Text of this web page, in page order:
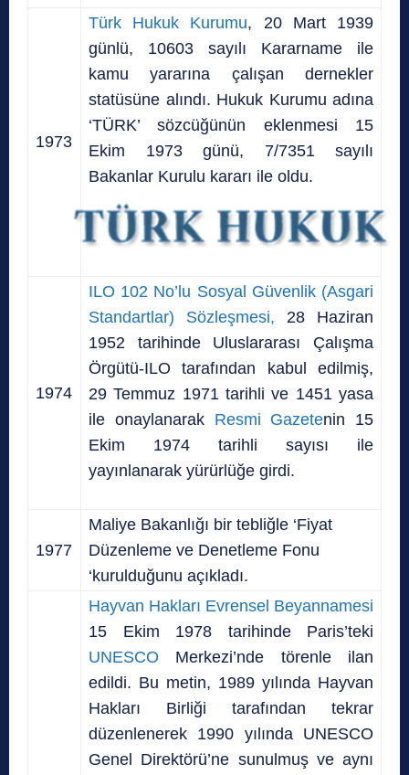
1973
Türk Hukuk Kurumu, 20 Mart 1939
günlü, 10603 sayılı Kararname ile
kamu yararına çalışan dernekler
statüsüne alındı. Hukuk Kurumu adına
‘TÜRK’ sözcüğünün eklenmesi 15
Ekim 1973 günü, 7/7351 sayılı
Bakanlar Kurulu kararı ile oldu.
1974
ILO 102 No’lu Sosyal Güvenlik (Asgari
Standartlar) Sözleşmesi, 28 Haziran
1952 tarihinde Uluslararası Çalışma
Örgütü-ILO tarafından kabul edilmiş,
29 Temmuz 1971 tarihli ve 1451 yasa
ile onaylanarak Resmi Gazetenin 15
Ekim 1974 tarihli sayısı ile
yayınlanarak yürürlüğe girdi.
1977
Maliye Bakanlığı bir tebliğle ‘Fiyat
Düzenleme ve Denetleme Fonu
‘kurulduğunu açıkladı.
Hayvan Hakları Evrensel Beyannamesi
15 Ekim 1978 tarihinde Paris’teki
UNESCO Merkezi’nde törenle ilan
edildi. Bu metin, 1989 yılında Hayvan
Hakları Birliği tarafından tekrar
düzenlenerek 1990 yılında UNESCO
Genel Direktörü’ne sunulmuş ve aynı